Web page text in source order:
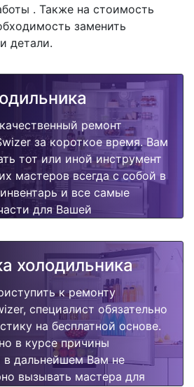
. Также на стоимость
заменить
детали.
ремонт
за короткое время. Вам
тот или иной инструмент
мастеров всегда с собой в
и все самые
для Вашей
холодильника
к ремонту
специалист обязательно
на бесплатной основе.
в курсе причины
в дальнейшем Вам не
вызывать мастера для